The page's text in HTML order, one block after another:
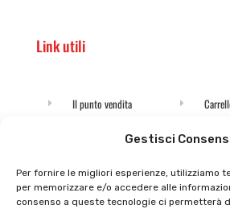
Gestisci
Per fornire le migliori esperienze, utilizziamo
per memorizzare e/o accedere alle
consenso a queste tecnologie ci permetterà
Link utili
Il punto vendita
Il mio account
Privacy policy
Cookie policy
Tutti